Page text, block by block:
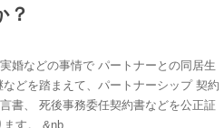
？
婚などの事情で パートナーとの同居生
どを踏まえて、パートナーシップ 契約
書、 死後事務委任契約書などを公正証
す。 &nb…